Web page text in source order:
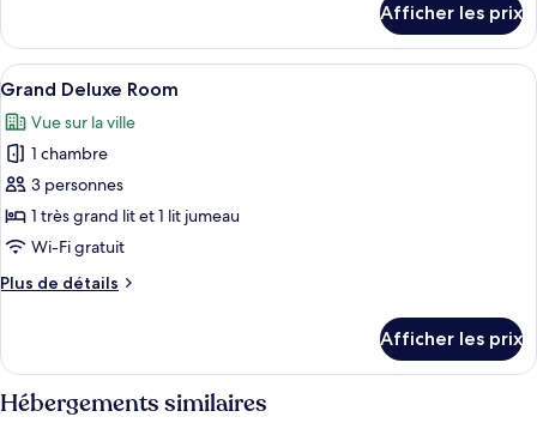
Grand
Honeymoon
Suite
Grand
Honeymoon
Suite
Afficher les prix
Afficher
toutes
les
photos
pour
ce
type
chambre :
Room
Grand Deluxe Room | Minibar,
7
Grand Deluxe Room
Vue sur la ville
1 chambre
3 personnes
1 très grand lit et 1 lit jumeau
Wi-Fi gratuit
Plus de détails
Plus
Grand
Deluxe
Room
Afficher les prix
Hébergements similaires